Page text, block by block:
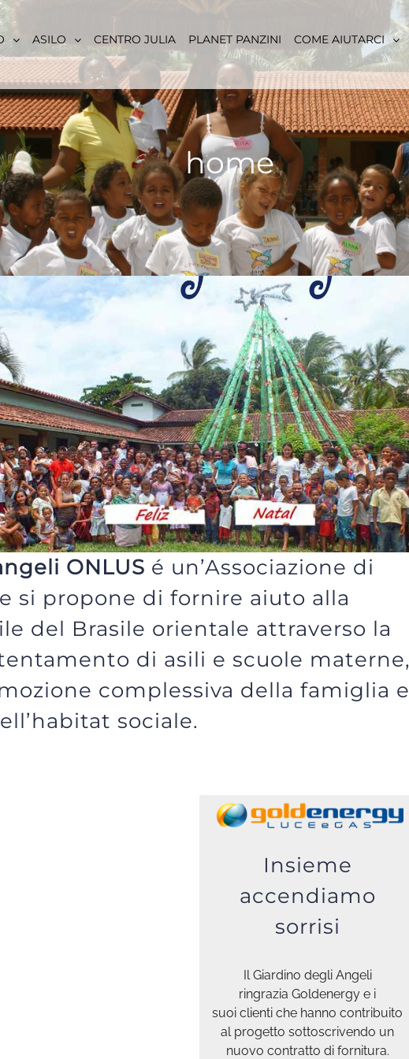
ASILO CENTRO JULIA PLANET PANZINI COME AIUTARCI
home
ONLUS é un’Associazione di
si propone di fornire aiuto alla
del Brasile orientale attraverso la
di asili e scuole materne,
complessiva della famiglia e
sociale.
Insieme
accendiamo
sorrisi
Il Giardino degli Angeli
ringrazia Goldenergy e i
suoi clienti che hanno contribuito
al progetto sottoscrivendo un
nuovo contratto di fornitura.